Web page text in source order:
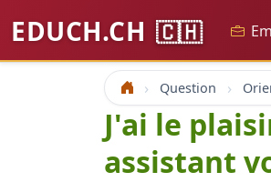
EDUCH.CH 🇨🇭
Accueil Question
J'ai le
assistant